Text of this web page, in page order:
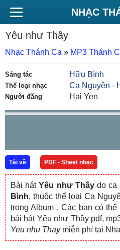
NHẠC
Yêu như Thầy
Nhạc Thánh Ca » MP3 Thánh
Sáng tác Hữu Bình
Thể loại nhạc Ca Nguyện -
Người đăng Hai Yen
Tải về PDF - Sheet nhạc
Bài hátYêu như Thầydo ca
Bình, thuộc thể loại Ca
trong Album . Các bạn có thể
bài hát Yêu như Thầy pdf,
Yeu nhu Thaymiễn phí tại